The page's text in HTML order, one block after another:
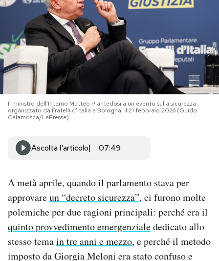
PODCAST
NEWSLETTER
I MIEI PREFERITI
SHOP
CALENDARIO
Area Personale
Newsletter
Regala il Post
Hai bisogno di aiuto?
Il ministro dell'Interno Matteo Piantedosi a un evento sulla sicurezza
organizzato da Fratelli d'Italia a Bologna, il 21 febbraio 2026 (Guido
Calamosca/LaPresse)
Ascolta l'articolo 07:49
A metà aprile, quando il parlamento stava per
approvareun “decreto sicurezza”, ci furono molte
polemiche per due ragioni principali: perché era il
quinto provvedimento emergenzialededicato allo
stesso temain tre anni e mezzo, e perché il metodo
imposto da Giorgia Meloni era stato confuso e